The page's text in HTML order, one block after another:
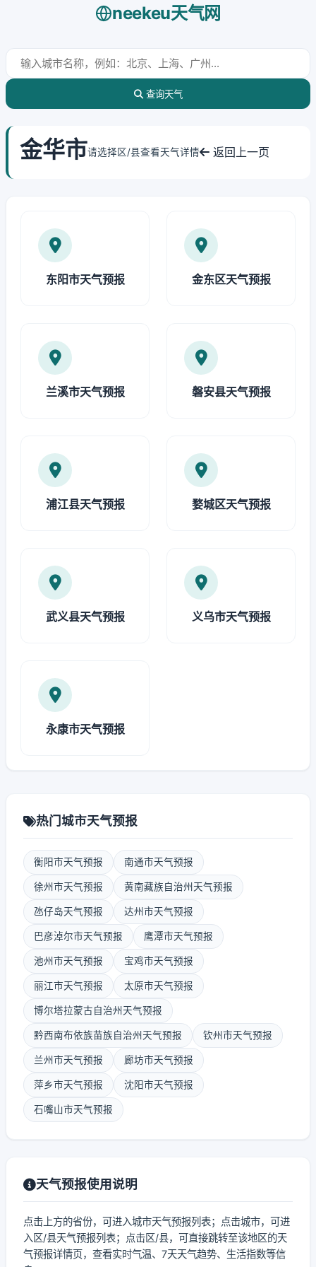
neekeu天气网
查询天气
金华市请选择区/县查看天气详情 返回上一页
东阳市天气预报 金东区天气预报
兰溪市天气预报 磐安县天气预报
浦江县天气预报 婺城区天气预报
武义县天气预报 义乌市天气预报
永康市天气预报
热门城市天气预报
衡阳市天气预报 南通市天气预报
徐州市天气预报 黄南藏族自治州天气预报
氹仔岛天气预报 达州市天气预报
巴彦淖尔市天气预报 鹰潭市天气预报
池州市天气预报 宝鸡市天气预报
丽江市天气预报 太原市天气预报
博尔塔拉蒙古自治州天气预报
黔西南布依族苗族自治州天气预报 钦州市天气预报
兰州市天气预报 廊坊市天气预报
萍乡市天气预报 沈阳市天气预报
石嘴山市天气预报
天气预报使用说明
点击上方的省份，可进入城市天气预报列表；点击城市，可进
入区/县天气预报列表；点击区/县，可直接跳转至该地区的天
气预报详情页，查看实时气温、7天天气趋势、生活指数等信